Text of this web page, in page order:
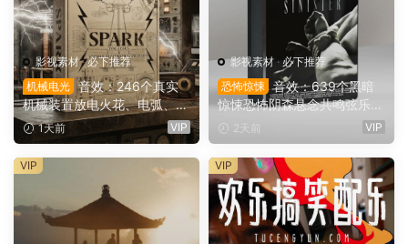
影视素材·必下推荐
机械电光 音效：246个真实
机械装置放电火花、电弧、嗡
鸣、嗡鸣、机械激活冲击电影
游戏广告音效素材 SoundMor
ph SPARK（16153）
1天前 VIP
影视素材 · 必下推荐
恐怖惊悚 音效：639个黑暗
惊悚恐怖阴森悬念共鸣弦乐电
影广告游戏音效素材 Ocular
Sounds – Sinister – Horror S
FX（16478）
2天前 VIP
VIP VIP